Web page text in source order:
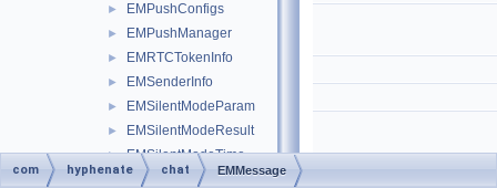
► EMPushConfigs
► EMPushManager
► EMRTCTokenInfo
► EMSenderInfo
► EMSilentModeParam
► EMSilentModeResult
► EMSilentModeTime
EMStatisticsManager
com hyphenate chat EMMessage